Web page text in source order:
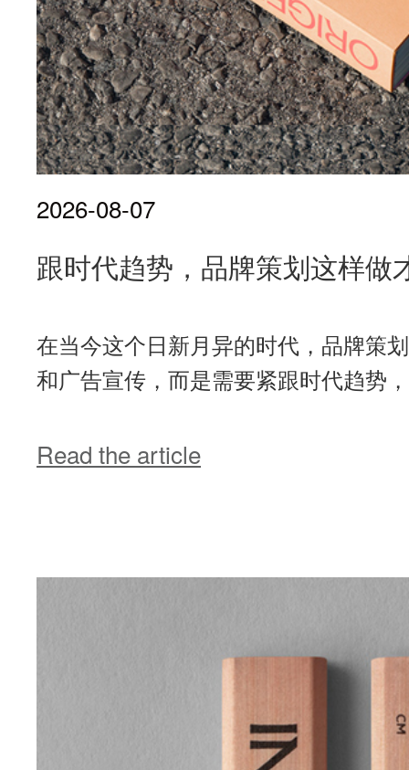
2026-08-07
跟时代趋势，品牌策划这样做
在当今这个日新月异的时代，品牌策
和广告宣传，而是需要紧跟时代趋势
Read the article